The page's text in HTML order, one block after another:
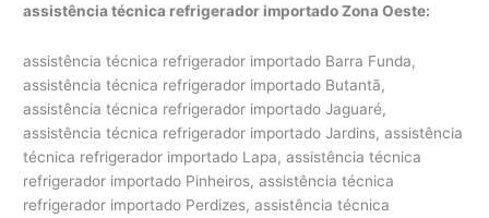
assistência técnica refrigerador importado Zona Oeste:
assistência técnica refrigerador importado Barra Funda,
assistência técnica refrigerador importado Butantã,
assistência técnica refrigerador importado Jaguaré,
assistência técnica refrigerador importado Jardins, assistência
técnica refrigerador importado Lapa, assistência técnica
refrigerador importado Pinheiros, assistência técnica
refrigerador importado Perdizes, assistência técnica